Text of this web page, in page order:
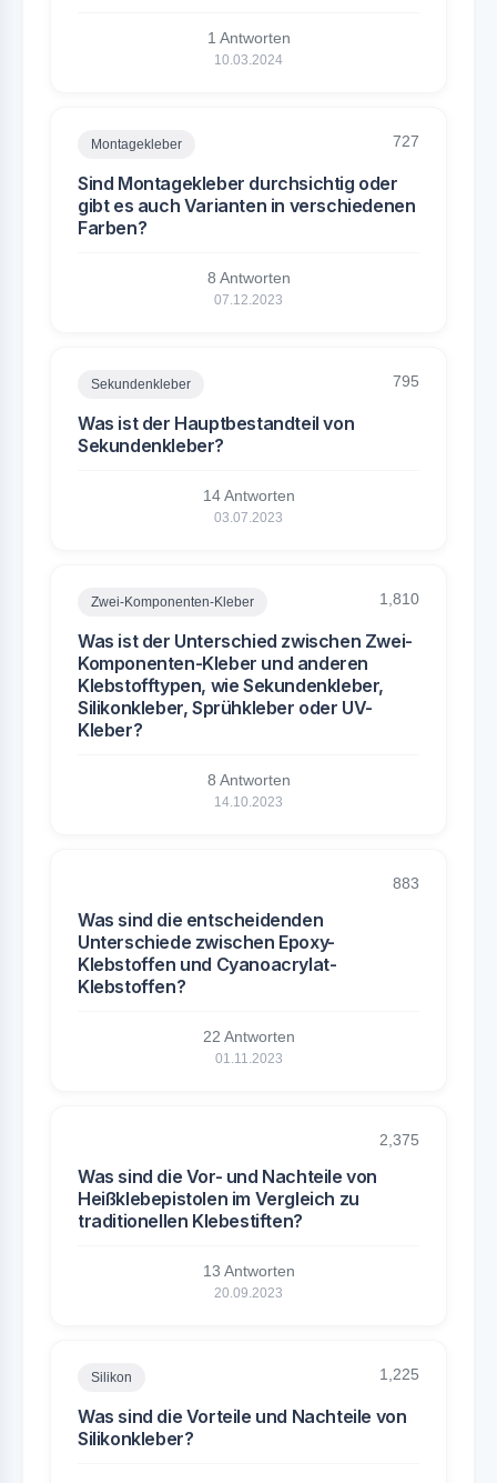
1 Antworten
10.03.2024
Montagekleber 727
Sind Montagekleber durchsichtig oder
gibt es auch Varianten in verschiedenen
Farben?
8 Antworten
07.12.2023
Sekundenkleber 795
Was ist der Hauptbestandteil von
Sekundenkleber?
14 Antworten
03.07.2023
Zwei-Komponenten-Kleber 1,810
Was ist der Unterschied zwischen Zwei-
Komponenten-Kleber und anderen
Klebstofftypen, wie Sekundenkleber,
Silikonkleber, Sprühkleber oder UV-
Kleber?
8 Antworten
14.10.2023
883
Was sind die entscheidenden
Unterschiede zwischen Epoxy-
Klebstoffen und Cyanoacrylat-
Klebstoffen?
22 Antworten
01.11.2023
2,375
Was sind die Vor- und Nachteile von
Heißklebepistolen im Vergleich zu
traditionellen Klebestiften?
13 Antworten
20.09.2023
Silikon 1,225
Was sind die Vorteile und Nachteile von
Silikonkleber?